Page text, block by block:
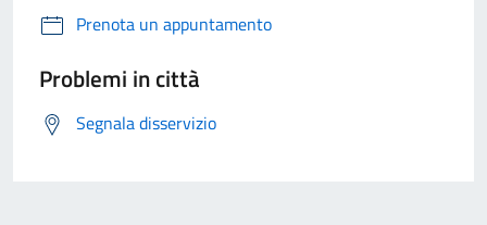
Prenota un appuntamento
Problemi in città
Segnala disservizio